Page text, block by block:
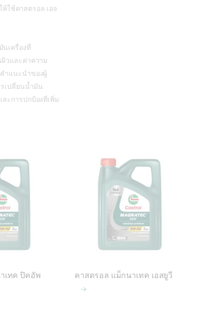
ใช้คาสตรอล เอจ
เครื่องที่
วและค่าความ
ำแนะนำของผู้
รเปลี่ยนน้ำมัน
ะการปกป้องที่เพิ่ม
เทค ปิคอัพ คาสตรอล แม็กนาเทค เอสยูวี